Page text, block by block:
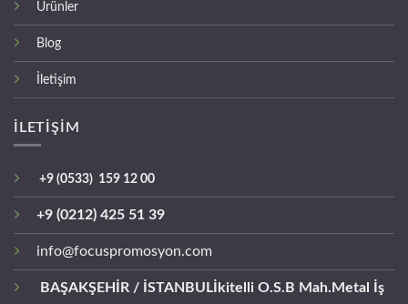
Ürünler
Blog
İletişim
İLETİŞİM
+9 (0533) 159 12 00
+9 (0212) 425 51 39
info@focuspromosyon.com
BAŞAKŞEHİR / İSTANBUL İkitelli O.S.B Mah.Metal İş